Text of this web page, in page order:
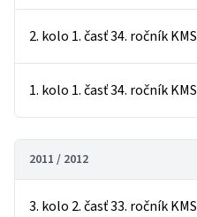
2. kolo 1. časť 34. ročník KMS
1. kolo 1. časť 34. ročník KMS
2011 / 2012
3. kolo 2. časť 33. ročník KMS